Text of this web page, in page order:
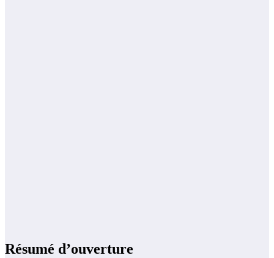
Résumé d’ouverture